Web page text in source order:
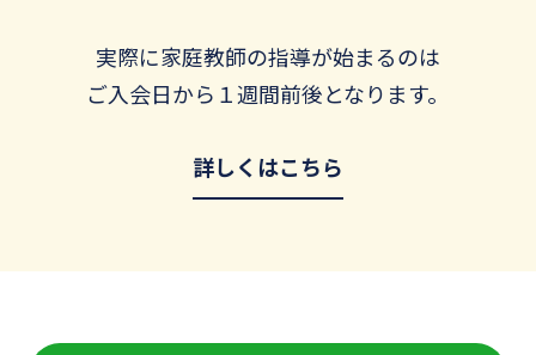
実際に家庭教師の指導が始まるのは
ご入会日から１週間前後となります。
詳しくはこちら